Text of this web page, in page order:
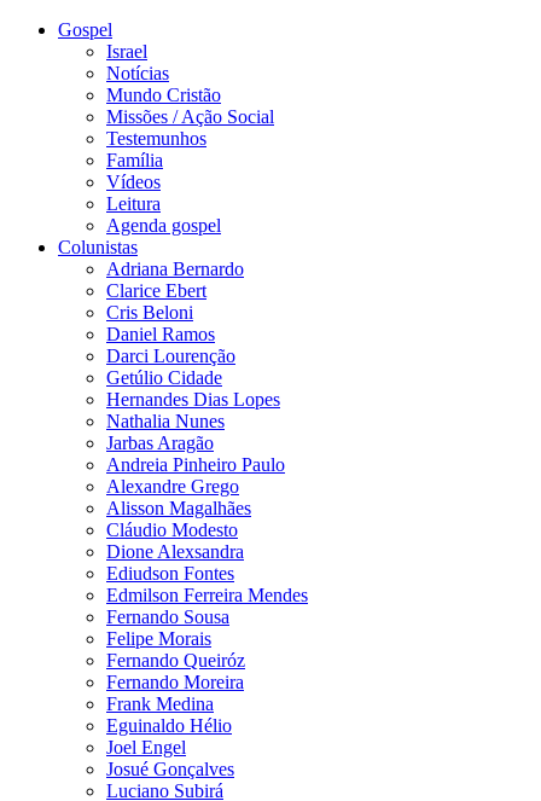
Gospel
Israel
Notícias
Mundo Cristão
Missões / Ação Social
Testemunhos
Família
Vídeos
Leitura
Agenda gospel
Colunistas
Adriana Bernardo
Clarice Ebert
Cris Beloni
Daniel Ramos
Darci Lourenção
Getúlio Cidade
Hernandes Dias Lopes
Nathalia Nunes
Jarbas Aragão
Andreia Pinheiro Paulo
Alexandre Grego
Alisson Magalhães
Cláudio Modesto
Dione Alexsandra
Ediudson Fontes
Edmilson Ferreira Mendes
Fernando Sousa
Felipe Morais
Fernando Queiróz
Fernando Moreira
Frank Medina
Eguinaldo Hélio
Joel Engel
Josué Gonçalves
Luciano Subirá